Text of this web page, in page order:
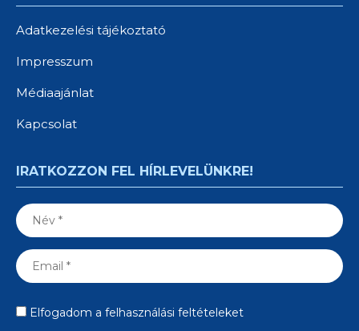
Adatkezelési tájékoztató
Impresszum
Médiaajánlat
Kapcsolat
IRATKOZZON FEL HÍRLEVELÜNKRE!
Elfogadom a felhasználási feltételeket